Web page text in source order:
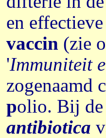
en
vaccin (zie
'Immuniteit
zogenaamd
polio. Bij
antibiotica